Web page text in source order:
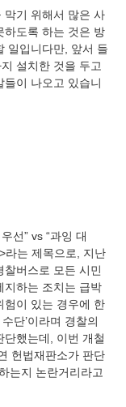
막기 위해서 많은 사
하도록 하는 것은 방
일입니다만, 앞서 들
설치한 것을 두고
이 나오고 있습니
선” vs “과잉 대
라는 제목으로, 지난
버스로 모든 시민
지하는 조치는 급박
험이 있는 경우에 한
단’이라며 경찰의
단했는데, 이번 개철
헌법재판소가 판단
는지 논란거리라고